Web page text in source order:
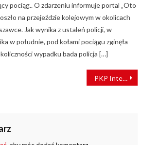
pociąg.. O zdarzeniu informuje portal „Oto
na przejeździe kolejowym w okolicach
Jak wynika z ustaleń policji, w
w południe, pod kołami pociągu zginęła
wypadku bada policja […]
PKP Intercity rusza z wakacyjnym kursem do Rijeki